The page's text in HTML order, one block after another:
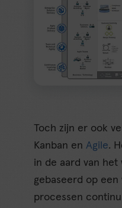
Toch zijn er ook
Kanban enAgile.
in de aard van het
gebaseerd op een
processen